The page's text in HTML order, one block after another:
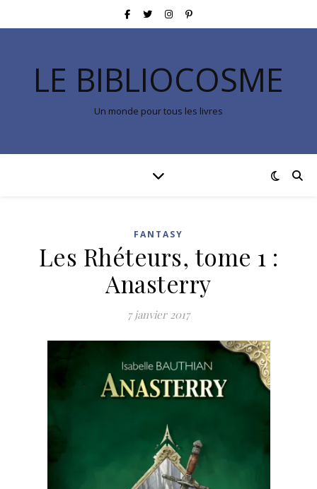
LE BIBLIOCOSME
Un monde pour tous les livres
FANTASY
Les Rhéteurs, tome 1 :
Anasterry
7 janvier 2017